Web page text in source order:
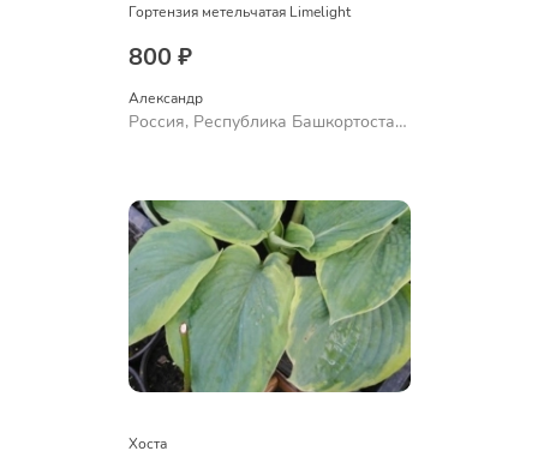
Гортензия метельчатая Limelight
800 ₽
Александр
Россия, Республика Башкортостан,
Хоста